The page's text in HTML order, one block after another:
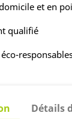
et en
qualifié
Détails